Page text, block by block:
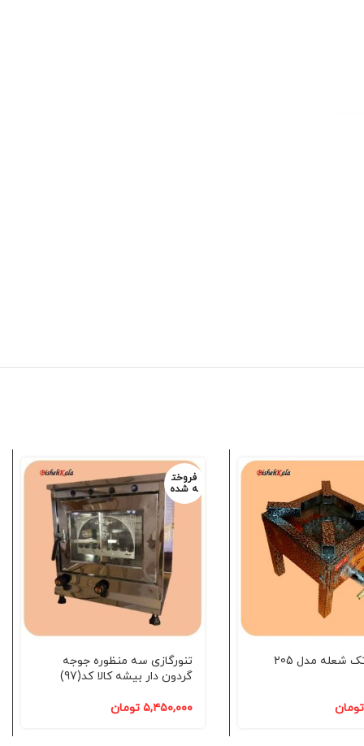
اجاق گاز تک شعله مدل 205
تومان
فروخت
ه شده
تنورگازی سه منظوره جوجه
گردون دار بیشه کالا کد(97)
۵,۴۵۰,۰۰۰ تومان